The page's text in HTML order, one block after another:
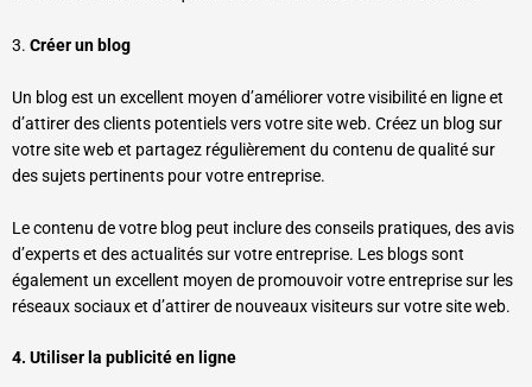
3. Créer un blog
Un blog est un excellent moyen d’améliorer votre visibilité en ligne et
d’attirer des clients potentiels vers votre site web. Créez un blog sur
votre site web et partagez régulièrement du contenu de qualité sur
des sujets pertinents pour votre entreprise.
Le contenu de votre blog peut inclure des conseils pratiques, des avis
d’experts et des actualités sur votre entreprise. Les blogs sont
également un excellent moyen de promouvoir votre entreprise sur les
réseaux sociaux et d’attirer de nouveaux visiteurs sur votre site web.
4. Utiliser la publicité en ligne